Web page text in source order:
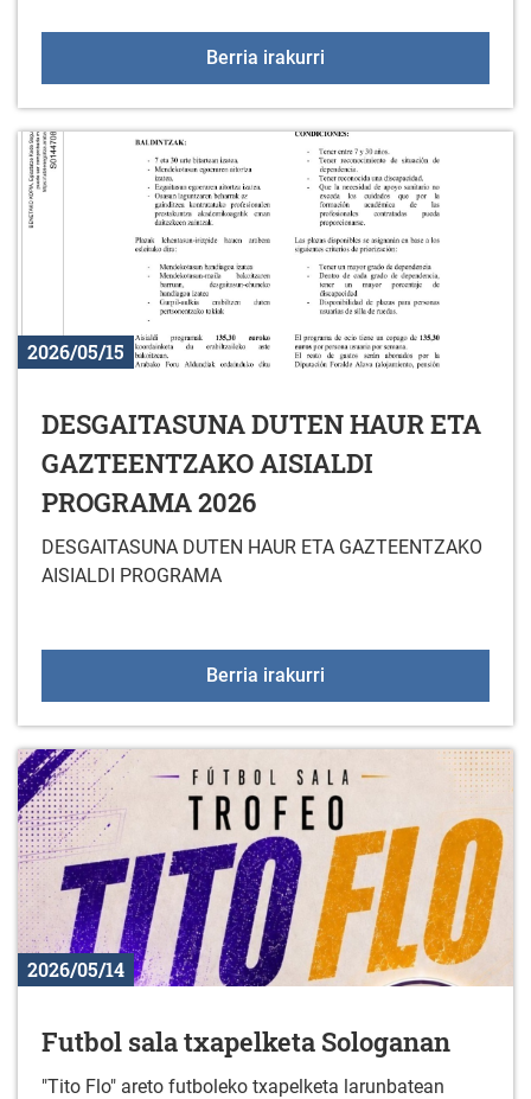
Berria irakurri
2026/05/15
DESGAITASUNA DUTEN HAUR ETA
GAZTEENTZAKO AISIALDI
PROGRAMA 2026
DESGAITASUNA DUTEN HAUR ETA GAZTEENTZAKO
AISIALDI PROGRAMA
Berria irakurri
2026/05/14
Futbol sala txapelketa Sologanan
"Tito Flo" areto futboleko txapelketa larunbatean